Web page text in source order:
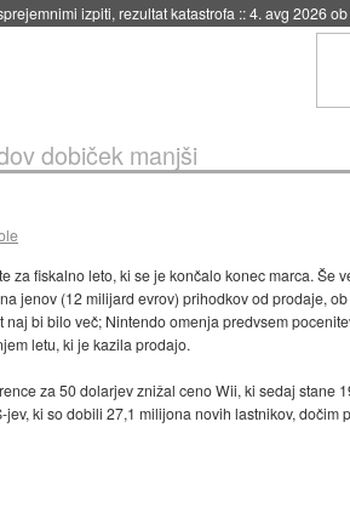
raketo za večkratno uporabo::4. avg 2026 ob 19:41
dobiček manjši
za fiskalno leto, ki se je končalo konec marca. Še
jenov (12 milijard evrov) prihodkov od prodaje,
bi bilo več; Nintendo omenja predvsem
letu, ki je kazila prodajo.
za 50 dolarjev znižal ceno Wii, ki sedaj stane
ki so dobili 27,1 milijona novih lastnikov, dočim